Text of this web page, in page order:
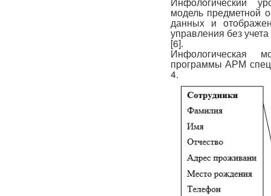
модель предметной
данных и
управления без
[6].
Инфологическая
программы АРМ
4.